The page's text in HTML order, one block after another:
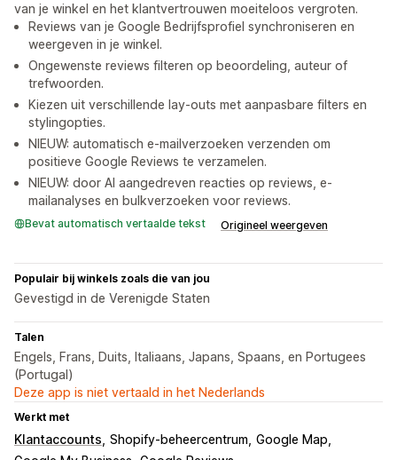
van je winkel en het klantvertrouwen moeiteloos vergroten.
Reviews van je Google Bedrijfsprofiel synchroniseren en
weergeven in je winkel.
Ongewenste reviews filteren op beoordeling, auteur of
trefwoorden.
Kiezen uit verschillende lay-outs met aanpasbare filters en
stylingopties.
NIEUW: automatisch e-mailverzoeken verzenden om
positieve Google Reviews te verzamelen.
NIEUW: door AI aangedreven reacties op reviews, e-
mailanalyses en bulkverzoeken voor reviews.
Bevat automatisch vertaalde tekst Origineel weergeven
Populair bij winkels zoals die van jou
Gevestigd in de Verenigde Staten
Talen
Engels, Frans, Duits, Italiaans, Japans, Spaans, en Portugees
(Portugal)
Deze app is niet vertaald in het Nederlands
Werkt met
Klantaccounts Shopify-beheercentrum Google Map